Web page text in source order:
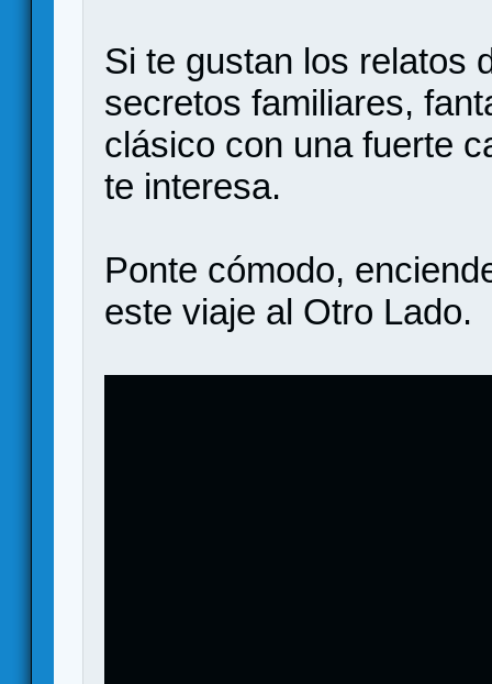
Si te gustan los relatos
secretos familiares,
clásico con una fuerte
te interesa.
Ponte cómodo,
este viaje al Otro Lado.